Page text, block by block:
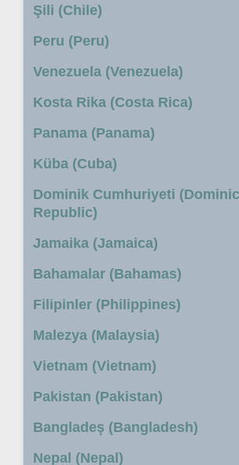
Şili (Chile)
Peru (Peru)
Venezuela (Venezuela)
Kosta Rika (Costa Rica)
Panama (Panama)
Küba (Cuba)
Dominik Cumhuriyeti
Republic)
Jamaika (Jamaica)
Bahamalar (Bahamas)
Filipinler (Philippines)
Malezya (Malaysia)
Vietnam (Vietnam)
Pakistan (Pakistan)
Bangladeş (Bangladesh)
Nepal (Nepal)